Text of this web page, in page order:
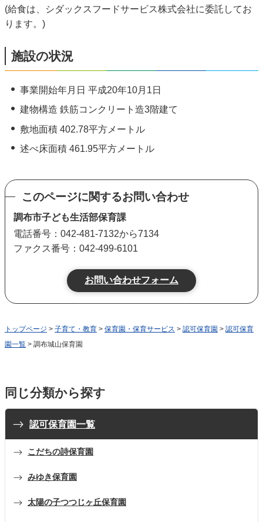
(給食は、シダックスフードサービス株式会社に委託してお
ります。)
施設の状況
事業開始年月日 平成20年10月1日
建物構造 鉄筋コンクリート造3階建て
敷地面積 402.78平方メートル
述べ床面積 461.95平方メートル
このページに関するお問い合わせ
調布市子ども生活部保育課
電話番号：042-481-7132から7134
ファクス番号：042-499-6101
トップページ > 子育て・教育 > 保育園・保育サービス > 認可保育園 > 認可保育
園一覧 > 調布城山保育園
同じ分類から探す
認可保育園一覧
こだちの詩保育園
みゆき保育園
太陽の子つつじヶ丘保育園